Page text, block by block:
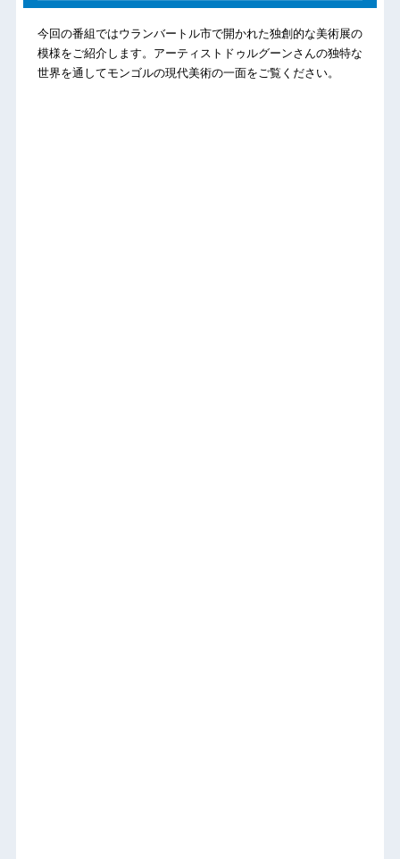
今回の番組ではウランバートル市で開かれた独創的な美術展の
模様をご紹介します。アーティストドゥルグーンさんの独特な
世界を通してモンゴルの現代美術の一面をご覧ください。